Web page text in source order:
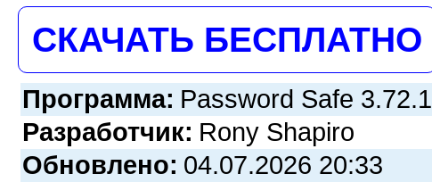
СКАЧАТЬ БЕСПЛАТНО
Программа: Password Safe 3.72.1
Разработчик: Rony Shapiro
Обновлено: 04.07.2026 20:33